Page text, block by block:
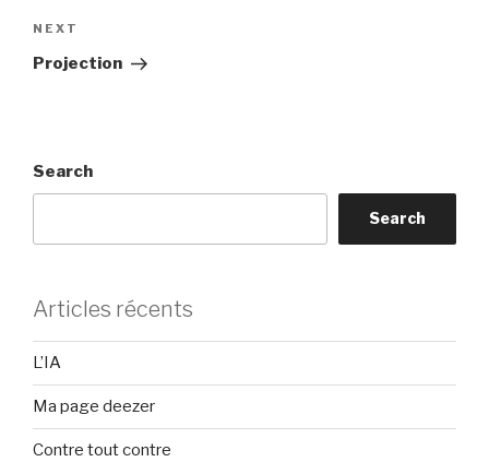
Next
Post
NEXT
Projection
Search
Search
Articles récents
L’IA
Ma page deezer
Contre tout contre